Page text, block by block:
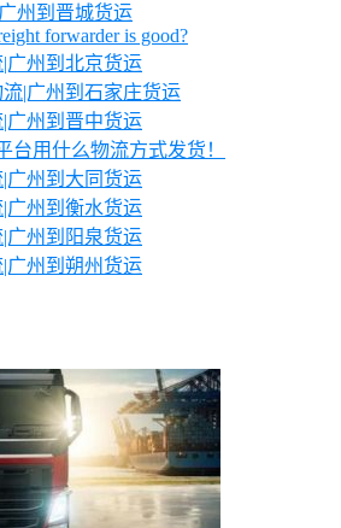
州到晋城货运
forwarder is good?
广州到北京货运
|广州到石家庄货运
广州到晋中货运
台用什么物流方式发货！
广州到大同货运
广州到衡水货运
广州到阳泉货运
广州到朔州货运